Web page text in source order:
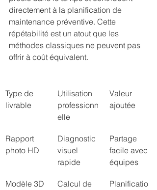
directement à la planification de
maintenance préventive. Cette
répétabilité est un atout que les
méthodes classiques ne peuvent pas
offrir à coût équivalent.
Type de
livrable
Utilisation
professionn
elle
Valeur
ajoutée
Rapport
photo HD
Diagnostic
visuel
rapide
Partage
facile avec
équipes
Modèle 3D
Calcul de
Planificatio